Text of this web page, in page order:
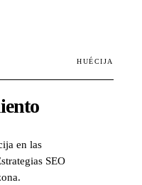
HUÉCIJA
en las
SEO